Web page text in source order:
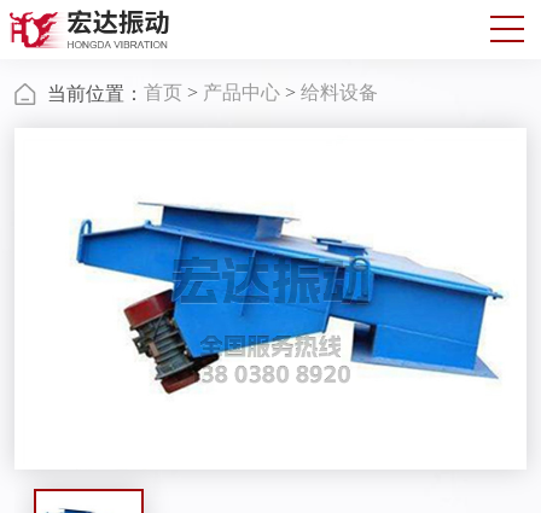
当前位置： 首页 > 产品中心 > 给料设备